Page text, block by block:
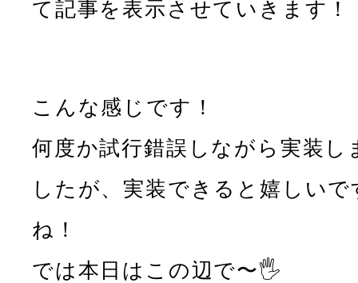
て記事を表示させていきます！
こんな感じです！
何度か試行錯誤しながら実装し
したが、実装できると嬉しいで
ね！
では本日はこの辺で〜🖐️